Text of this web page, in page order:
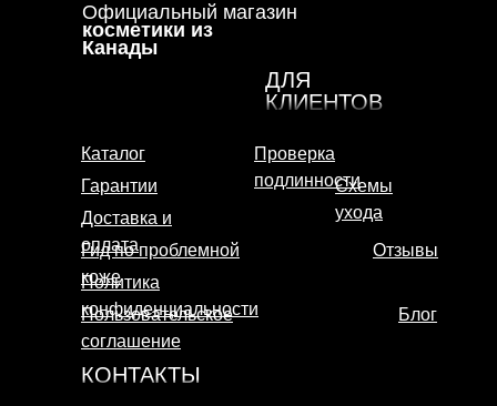
Получить консультацию
Официальный магазин
косметики из
Канады
Каталог
Проверка
подлинности
Гид по проблемной
коже
Промокоды
Блог
ДЛЯ
КЛИЕНТОВ
Схемы
ухода
Гарантии
Доставка и
оплата
Отзывы
Политика
конфиденциальности
Пользовательское
соглашение
КОНТАКТЫ